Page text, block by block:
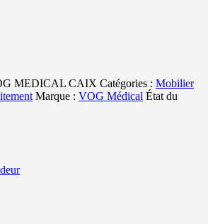
MEDICAL CAIX Catégories : Mobilier
Marque : VOG Médical État du